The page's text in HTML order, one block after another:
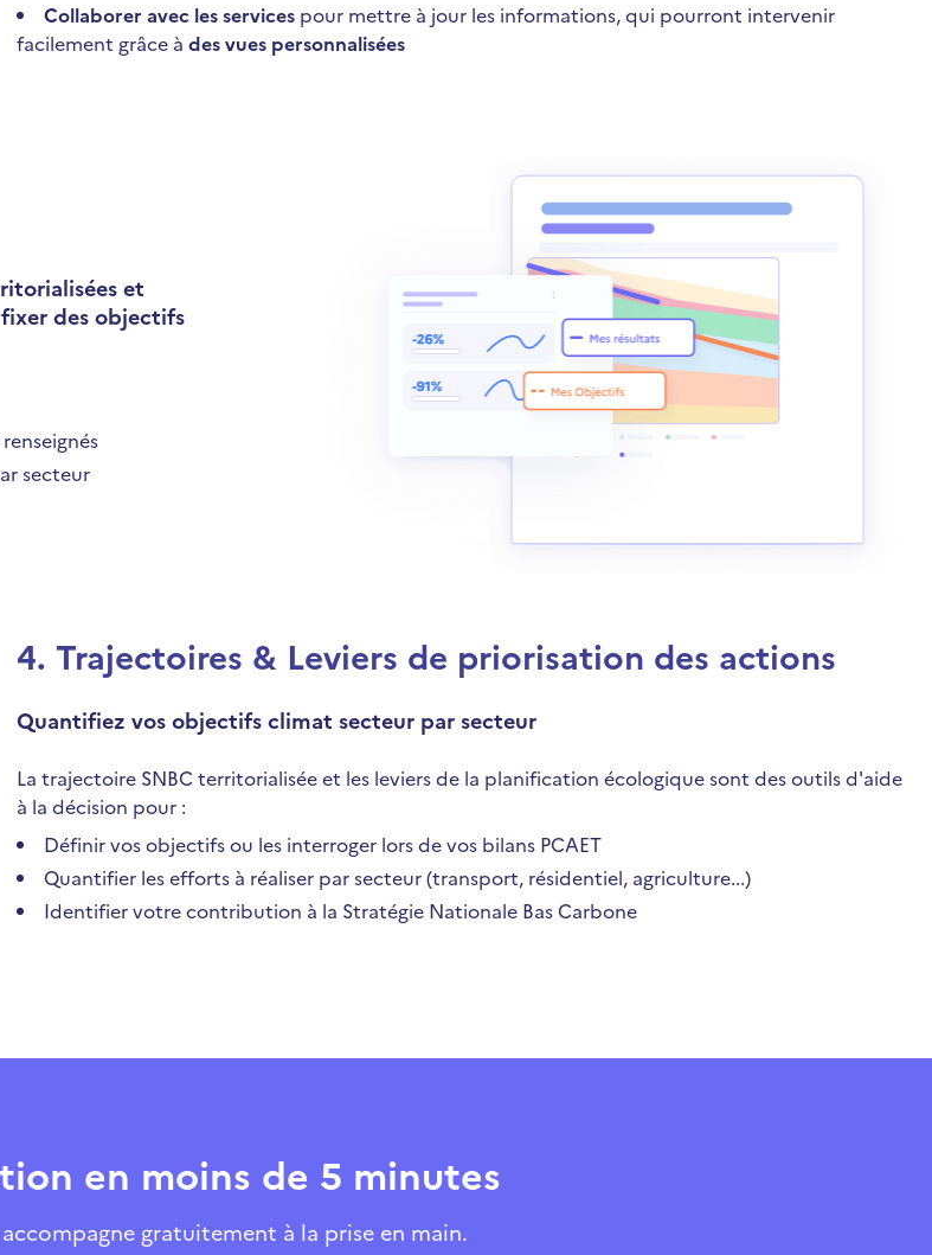
Collaborer avec les services pour mettre à jour les informations, qui pourront intervenir
facilement grâce à des vues personnalisées
et
des objectifs
secteur
4.Trajectoires & Leviers de priorisation des actions
Quantifiez vos objectifs climat secteur par secteur
La trajectoire SNBC territorialisée et les leviers de la planification écologique sont des outils d'aide
à la décision pour :
Définir vos objectifs ou les interroger lors de vos bilans PCAET
Quantifier les efforts à réaliser par secteur (transport, résidentiel, agriculture...)
Identifier votre contribution à la Stratégie Nationale Bas Carbone
en moins de 5 minutes
gratuitement à la prise en main.